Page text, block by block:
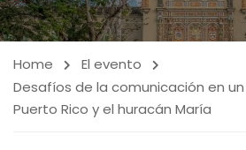
Home
El evento
Desafíos de la comunicación en
Puerto Rico y el huracán María